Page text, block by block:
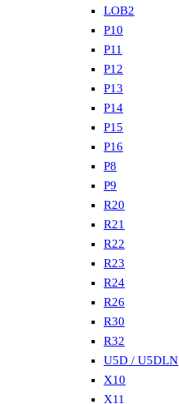
LOB2
P10
P11
P12
P13
P14
P15
P16
P8
P9
R20
R21
R22
R23
R24
R26
R30
R32
U5D / U5DLN
X10
X11